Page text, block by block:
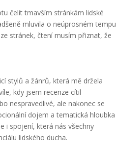
čelit tmavším stránkám lidské
mluvila o neúprosném tempu
stránek, čtení musím přiznat, že
stylů a žánrů, která mě držela
kdy jsem recenze cítil
nespravedlivé, ale nakonec se
dojem a tematická hloubka
i spojení, která nás všechny
lidského ducha.